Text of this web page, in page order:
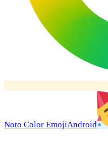
Noto Color EmojiAndroid